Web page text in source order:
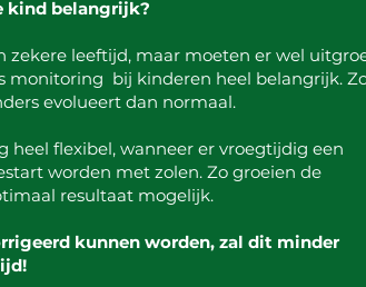
kind belangrijk?
leeftijd, maar moeten er wel
monitoring bij kinderen heel belangrijk.
evolueert dan normaal.
heel flexibel, wanneer er vroegtijdig een
worden met zolen. Zo groeien de
resultaat mogelijk.
kunnen worden, zal dit minder